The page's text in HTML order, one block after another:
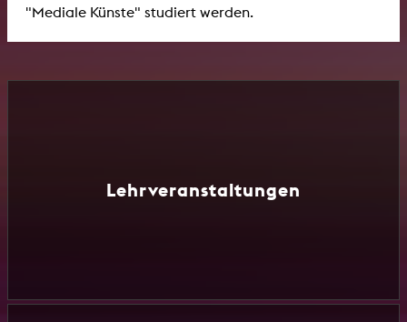
"Mediale Künste" studiert werden.
Lehrveranstaltungen